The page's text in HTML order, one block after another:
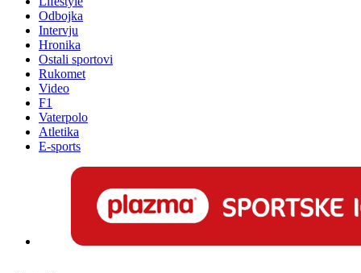
Odbojka
Intervju
Hronika
Ostali sportovi
Rukomet
Video
F1
Vaterpolo
Atletika
E-sports